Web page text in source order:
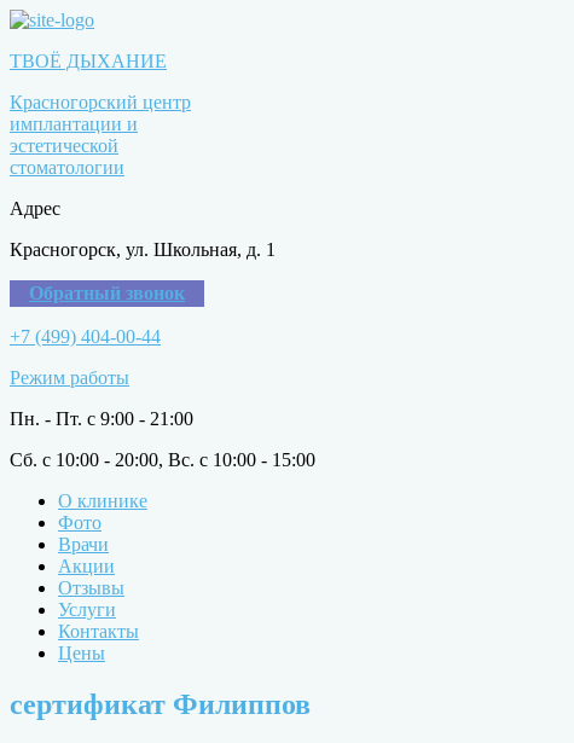
ТВОЁ ДЫХАНИЕ
Красногорский центр
имплантации и
эстетической
стоматологии
Адрес
Красногорск, ул. Школьная, д. 1
Обратный звонок
+7 (499) 404-00-44
Режим работы
Пн. - Пт. с 9:00 - 21:00
Сб. с 10:00 - 20:00, Вс. с 10:00 - 15:00
О клинике
Фото
Врачи
Акции
Отзывы
Услуги
Контакты
Цены
сертификат Филиппов